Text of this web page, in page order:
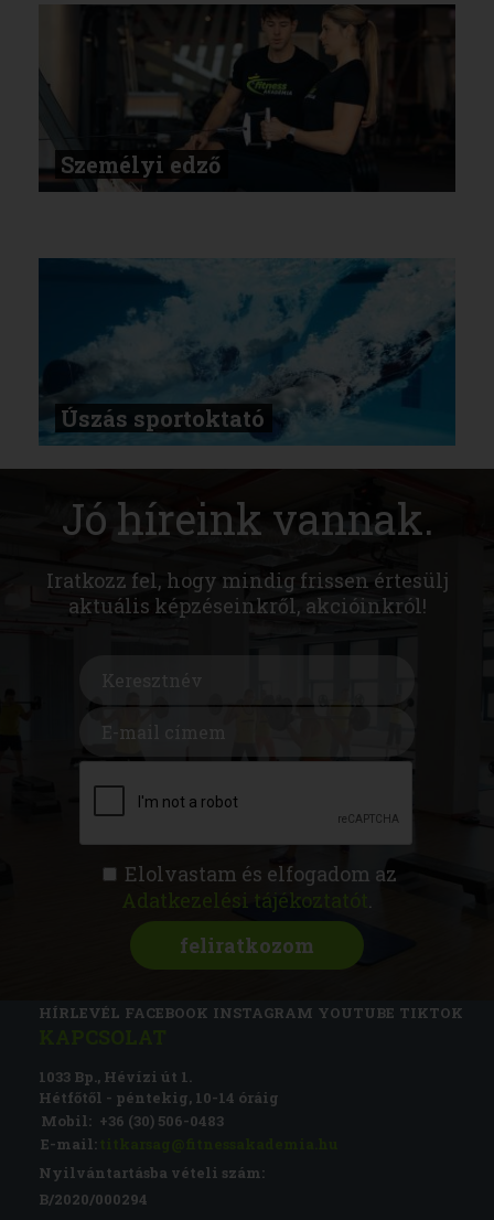
Személyi edző
Úszás sportoktató
Jó híreink vannak.
Iratkozz fel, hogy mindig frissen értesülj
aktuális képzéseinkről, akcióinkról!
Elolvastam és elfogadom az
Adatkezelési tájékoztatót .
FITNESS AKADÉMIA
RÓLUNK MAGAZIN
CSATLAKOZZ
HÍRLEVÉL FACEBOOK INSTAGRAM YOUTUBE TIKTOK
1033 Bp., Hévízi út 1.
Hétfőtől - péntekig, 10-14 óráig
Mobil: +36 (30) 506-0483
E-mail:
Nyilvántartásba vételi szám:
B/2020/000294